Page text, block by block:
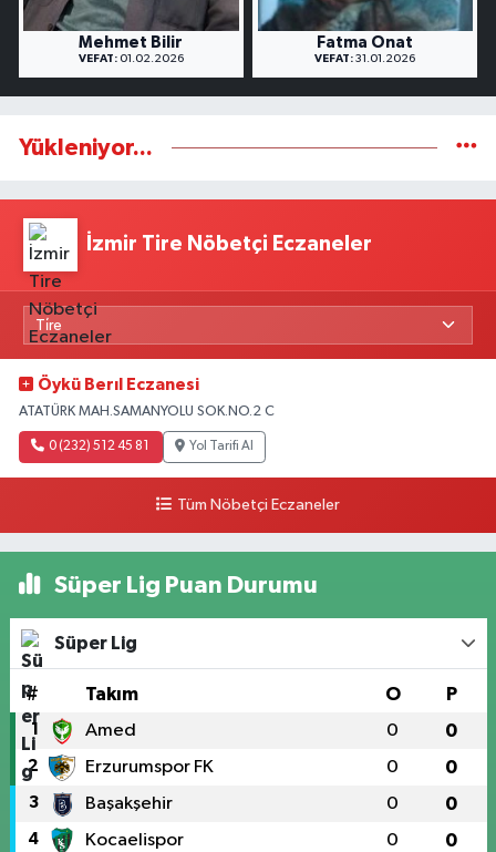
Mehmet Bilir
VEFAT:01.02.2026
Fatma Onat
VEFAT: 31.01.2026
Yükleniyor...
İzmir Tire Nöbetçi Eczaneler
Öykü Berıl Eczanesi
ATATÜRK MAH.SAMANYOLU SOK.NO.2 C
0 (232) 512 45 81 Yol Tarifi Al
Tüm Nöbetçi Eczaneler
Süper Lig Puan Durumu
Süper Lig
# Takım O P
1 Amed 0 0
2 Erzurumspor FK 0 0
3 Başakşehir 0 0
4 Kocaelispor 0 0